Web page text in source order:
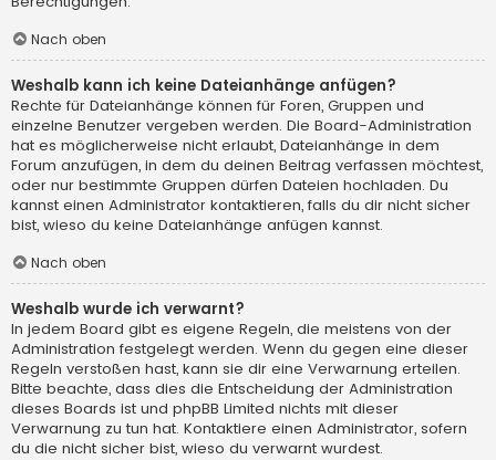
Nach oben
Weshalb kann ich keine Dateianhänge anfügen?
Rechte für Dateianhänge können für Foren, Gruppen und
einzelne Benutzer vergeben werden. Die Board-Administration
hat es möglicherweise nicht erlaubt, Dateianhänge in dem
Forum anzufügen, in dem du deinen Beitrag verfassen möchtest,
oder nur bestimmte Gruppen dürfen Dateien hochladen. Du
kannst einen Administrator kontaktieren, falls du dir nicht sicher
bist, wieso du keine Dateianhänge anfügen kannst.
Nach oben
Weshalb wurde ich verwarnt?
In jedem Board gibt es eigene Regeln, die meistens von der
Administration festgelegt werden. Wenn du gegen eine dieser
Regeln verstoßen hast, kann sie dir eine Verwarnung erteilen.
Bitte beachte, dass dies die Entscheidung der Administration
dieses Boards ist und phpBB Limited nichts mit dieser
Verwarnung zu tun hat. Kontaktiere einen Administrator, sofern
du die nicht sicher bist, wieso du verwarnt wurdest.